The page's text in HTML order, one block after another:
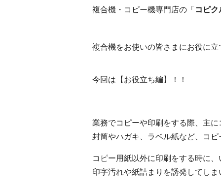
複合機・コピー機専門店の「 コピク
複合機をお使いの皆さまにお役に
今回は【お役立ち編】！！
業務でコピーや印刷をする際、主
封筒やハガキ、ラベル紙など、コ
コピー用紙以外に印刷をする時に
印字汚れや紙詰まりを誘発してしま